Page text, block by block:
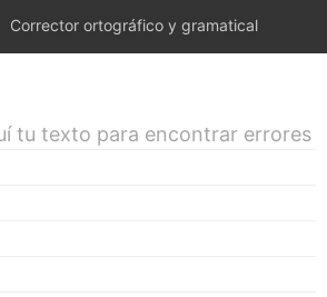
Corrector ortográfico y gramatical